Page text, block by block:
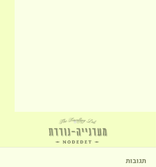
תגובות